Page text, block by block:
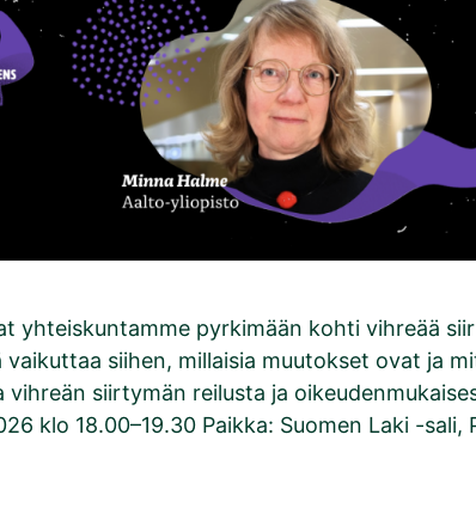
yhteiskuntamme pyrkimään kohti vihreää
siihen, millaisia muutokset ovat ja
siirtymän reilusta ja
klo 18.00–19.30 Paikka: Suomen Laki -